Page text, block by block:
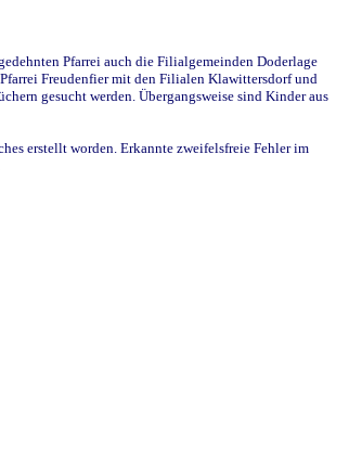
Pfarrei auch die Filialgemeinden Doderlage
Freudenfier mit den Filialen Klawittersdorf und
gesucht werden. Übergangsweise sind Kinder aus
erstellt worden. Erkannte zweifelsfreie Fehler im